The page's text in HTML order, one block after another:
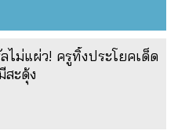
ไม่แผ่ว! ครูทิ้งประโยคเด็ด
สะดุ้ง